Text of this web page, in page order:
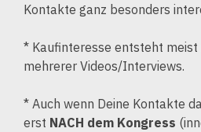
Kontakte ganz besonders
* Kaufinteresse entsteht meist
mehrerer Videos/Interviews.
* Auch wenn Deine Kontakte
erst NACH dem Kongress